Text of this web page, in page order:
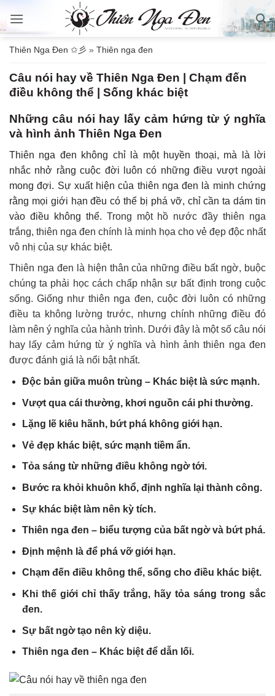
qua
dungThiên Nga Đen ✩彡 » Thiên nga đen
Câu nói hay về Thiên Nga Đen | Chạm đến
điều không thể | Sống khác biệt
Những câu nói hay lấy cảm hứng từ ý nghĩa
và hình ảnh Thiên Nga Đen
Thiên nga đen không chỉ là một huyền thoại, mà là lời
nhắc nhở rằng cuộc đời luôn có những điều vượt ngoài
mong đợi. Sự xuất hiện của thiên nga đen là minh chứng
rằng mọi giới hạn đều có thể bị phá vỡ, chỉ cần ta dám tin
vào điều không thể. Trong một hồ nước đầy thiên nga
trắng, thiên nga đen chính là minh họa cho vẻ đẹp độc nhất
vô nhị của sự khác biệt.
Thiên nga đen là hiện thân của những điều bất ngờ, buộc
chúng ta phải học cách chấp nhận sự bất định trong cuộc
sống.Giống như thiên nga đen, cuộc đời luôn có những
điều ta không lường trước, nhưng chính những điều đó
làm nên ý nghĩa của hành trình. Dưới đây là một số câu nói
hay lấy cảm hứng từ ý nghĩa và hình ảnh thiên nga đen
được đánh giá là nổi bật nhất.
Độc bản giữa muôn trùng – Khác biệt là sức mạnh.
Vượt qua cái thường, khơi nguồn cái phi thường.
Lặng lẽ kiêu hãnh, bứt phá không giới hạn.
Vẻ đẹp khác biệt, sức mạnh tiềm ẩn.
Tỏa sáng từ những điều không ngờ tới.
Bước ra khỏi khuôn khổ, định nghĩa lại thành công.
Sự khác biệt làm nên kỳ tích.
Thiên nga đen – biểu tượng của bất ngờ và bứt phá.
Định mệnh là để phá vỡ giới hạn.
Chạm đến điều không thể, sống cho điều khác biệt.
Khi thế giới chỉ thấy trắng, hãy tỏa sáng trong sắc
đen.
Sự bất ngờ tạo nên kỳ diệu.
Thiên nga đen – Khác biệt để dẫn lối.